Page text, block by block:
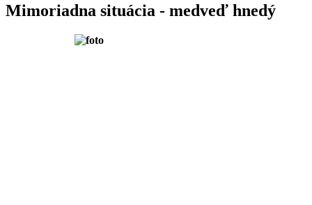
Mimoriadna situácia - medveď hnedý